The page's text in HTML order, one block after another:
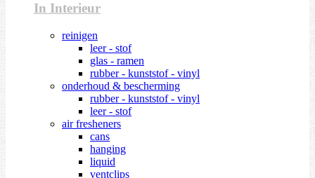
In Interieur
reinigen
leer - stof
glas - ramen
rubber - kunststof - vinyl
onderhoud & bescherming
rubber - kunststof - vinyl
leer - stof
air fresheners
cans
hanging
liquid
ventclips